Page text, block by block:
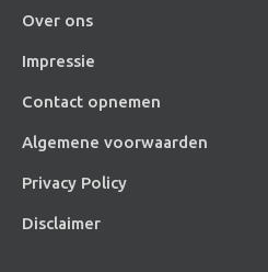
Over ons
Impressie
Contact opnemen
Algemene voorwaarden
Privacy Policy
Disclaimer